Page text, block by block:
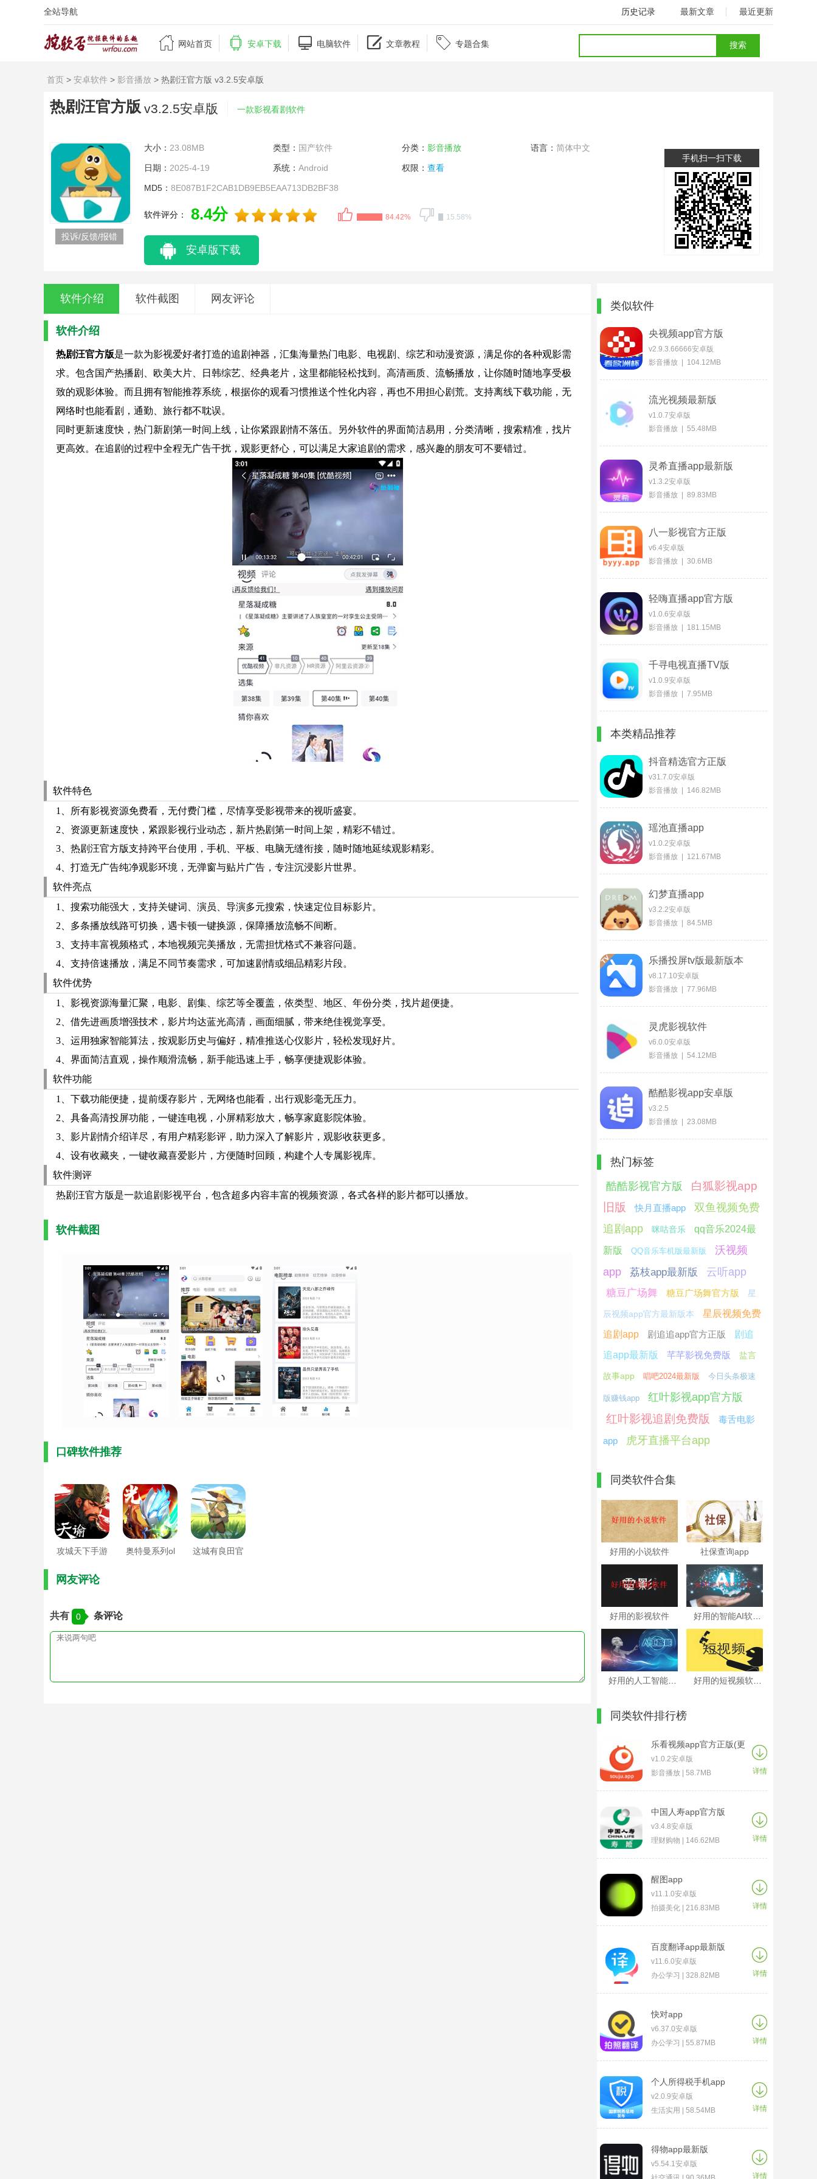
全站导航 历史记录 最新文章 最近更新
 网站首页  安卓下载  电脑软件  文章教程  专题合集
首页 > 安卓软件 > 影音播放 > 热剧汪官方版 v3.2.5安卓版
热剧汪官方版 v3.2.5安卓版 一款影视看剧软件
投诉/反馈/报错
大小： 23.08MB 类型： 国产软件 分类： 影音播放 语言： 简体中文
日期： 2025-4-19 系统： Android 权限： 查看
MD5： 8E087B1F2CAB1DB9EB5EAA713DB2BF38
软件评分： 8.4分 84.42% 15.58%
安卓版下载
手机扫一扫下载
软件介绍 软件截图 网友评论
软件介绍
热剧汪官方版是一款为影视爱好者打造的追剧神器，汇集海量热门电影、电视剧、综艺和动漫资源，满足你的各种观影需
求。包含国产热播剧、欧美大片、日韩综艺、经典老片，这里都能轻松找到。高清画质、流畅播放，让你随时随地享受极
致的观影体验。而且拥有智能推荐系统，根据你的观看习惯推送个性化内容，再也不用担心剧荒。支持离线下载功能，无
网络时也能看剧，通勤、旅行都不耽误。
同时更新速度快，热门新剧第一时间上线，让你紧跟剧情不落伍。另外软件的界面简洁易用，分类清晰，搜索精准，找片
更高效。在追剧的过程中全程无广告干扰，观影更舒心，可以满足大家追剧的需求，感兴趣的朋友可不要错过。
软件特色
1、所有影视资源免费看，无付费门槛，尽情享受影视带来的视听盛宴。​
2、资源更新速度快，紧跟影视行业动态，新片热剧第一时间上架，精彩不错过。​
3、热剧汪官方版支持跨平台使用，手机、平板、电脑无缝衔接，随时随地延续观影精彩。​
4、打造无广告纯净观影环境，无弹窗与贴片广告，专注沉浸影片世界。​
软件亮点
1、搜索功能强大，支持关键词、演员、导演多元搜索，快速定位目标影片。​
2、多条播放线路可切换，遇卡顿一键换源，保障播放流畅不间断。​
3、支持丰富视频格式，本地视频完美播放，无需担忧格式不兼容问题。​
4、支持倍速播放，满足不同节奏需求，可加速剧情或细品精彩片段。​
软件优势
1、影视资源海量汇聚，电影、剧集、综艺等全覆盖，依类型、地区、年份分类，找片超便捷。​
2、借先进画质增强技术，影片均达蓝光高清，画面细腻，带来绝佳视觉享受。​
3、运用独家智能算法，按观影历史与偏好，精准推送心仪影片，轻松发现好片。​
4、界面简洁直观，操作顺滑流畅，新手能迅速上手，畅享便捷观影体验。​
软件功能
1、下载功能便捷，提前缓存影片，无网络也能看，出行观影毫无压力。​
2、具备高清投屏功能，一键连电视，小屏精彩放大，畅享家庭影院体验。​
3、影片剧情介绍详尽，有用户精彩影评，助力深入了解影片，观影收获更多。​
4、设有收藏夹，一键收藏喜爱影片，方便随时回顾，构建个人专属影视库。​
软件测评
热剧汪官方版是一款追剧影视平台，包含超多内容丰富的视频资源，各式各样的影片都可以播放。
软件截图
口碑软件推荐
攻城天下手游
官方版
奥特曼系列ol 这城有良田官
网友评论
共有 0 条评论
类似软件
央视频app官方版
v2.9.3.66666安卓版
影音播放 | 104.12MB
流光视频最新版
v1.0.7安卓版
影音播放 | 55.48MB
灵希直播app最新版
v1.3.2安卓版
影音播放 | 89.83MB
八一影视官方正版
v6.4安卓版
影音播放 | 30.6MB
轻嗨直播app官方版
v1.0.6安卓版
影音播放 | 181.15MB
千寻电视直播TV版
v1.0.9安卓版
影音播放 | 7.95MB
本类精品推荐
抖音精选官方正版
v31.7.0安卓版
影音播放 | 146.82MB
瑶池直播app
v1.0.2安卓版
影音播放 | 121.67MB
幻梦直播app
v3.2.2安卓版
影音播放 | 84.5MB
乐播投屏tv版最新版本
v8.17.10安卓版
影音播放 | 77.96MB
灵虎影视软件
v6.0.0安卓版
影音播放 | 54.12MB
酷酷影视app安卓版
v3.2.5
影音播放 | 23.08MB
热门标签
酷酷影视官方版
白狐影视app
旧版
快月直播app
双鱼视频免费
追剧app
咪咕音乐 qq音乐2024最
新版 QQ音乐车机版最新版
沃视频
app
荔枝app最新版 云听app
糖豆广场舞 糖豆广场舞官方版 星
辰视频app官方最新版本
星辰视频免费
追剧app
剧追追app官方正版
剧追
追app最新版
芊芊影视免费版 盐言
故事app 唱吧2024最新版 今日头条极速
版赚钱app 红叶影视app官方版
红叶影视追剧免费版 毒舌电影
app 虎牙直播平台app
同类软件合集
好用的小说软件 社保查询app
好用的影视软件
同类软件排行榜
乐看视频app官方正版(更
名为搜剧)
v1.0.2安卓版
影音播放 | 58.7MB
详情
中国人寿app官方版
v3.4.8安卓版
理财购物 | 146.62MB
详情
醒图app
v11.1.0安卓版
拍摄美化 | 216.83MB
详情
百度翻译app最新版
v11.6.0安卓版
办公学习 | 328.82MB
详情
快对app
v6.37.0安卓版
办公学习 | 55.87MB
详情
个人所得税手机app
v2.0.9安卓版
生活实用 | 58.54MB
详情
得物app最新版
v5.54.1安卓版
详情